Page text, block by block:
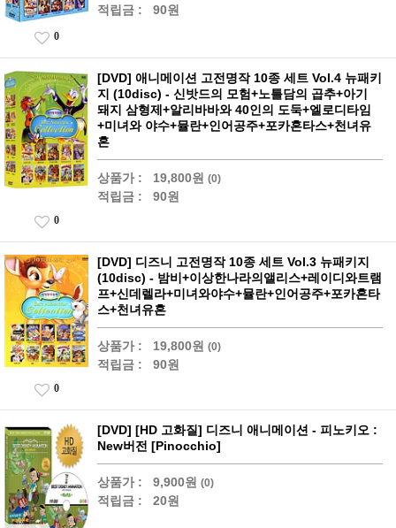
적립금 : 90원
0
[DVD] 애니메이션 고전명작 10종 세트 Vol.4 뉴패키
지 (10disc) - 신밧드의 모험+노틀담의 곱추+아기
돼지 삼형제+알리바바와 40인의 도둑+엘로디타임
+미녀와 야수+뮬란+인어공주+포카혼타스+천녀유
혼
상품가 : 19,800원 (0)
적립금 : 90원
0
[DVD] 디즈니 고전명작 10종 세트 Vol.3 뉴패키지
(10disc) - 밤비+이상한나라의앨리스+레이디와트램
프+신데렐라+미녀와야수+뮬란+인어공주+포카혼타
스+천녀유혼
상품가 : 19,800원 (0)
적립금 : 90원
0
[DVD] [HD 고화질] 디즈니 애니메이션 - 피노키오 :
New버전 [Pinocchio]
상품가 : 9,900원 (0)
적립금 : 20원